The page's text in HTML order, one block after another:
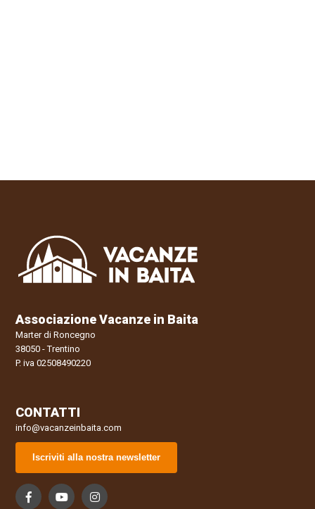
Associazione Vacanze in Baita
Marter di Roncegno
38050 - Trentino
P. iva 02508490220
CONTATTI
info@vacanzeinbaita.com
Iscriviti alla nostra newsletter